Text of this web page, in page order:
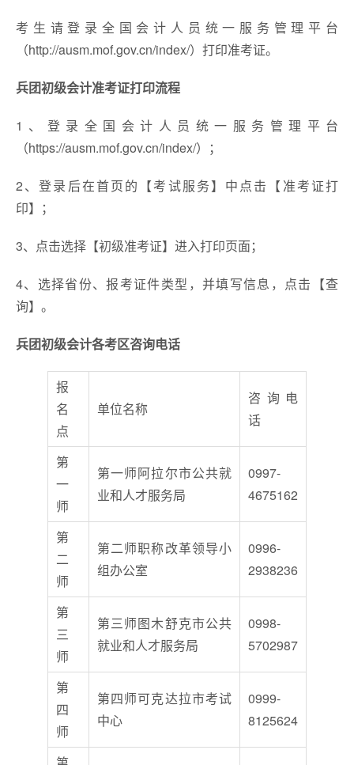
考生请登录全国会计人员统一服务管理平台
（http://ausm.mof.gov.cn/index/）打印准考证。
兵团初级会计准考证打印流程
1、登录全国会计人员统一服务管理平台
（https://ausm.mof.gov.cn/index/）；
2、登录后在首页的【考试服务】中点击【准考证打
印】；
3、点击选择【初级准考证】进入打印页面；
4、选择省份、报考证件类型，并填写信息，点击【查
询】。
兵团初级会计各考区咨询电话
报
名
点
单位名称
咨询电
话
第
一
师
第一师阿拉尔市公共就
业和人才服务局
0997-
4675162
第
二
师
第二师职称改革领导小
组办公室
0996-
2938236
第
三
师
第三师图木舒克市公共
就业和人才服务局
0998-
5702987
第
四
师
第四师可克达拉市考试
中心
0999-
8125624